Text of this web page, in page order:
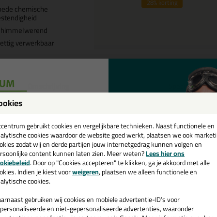
chemische
verwerkbaar
28%korting
Specificaties
S67 310ml in RAL 9016
je kit in een specifieke kleur? Gevonden! Deze cleanroom & isega
voor verschillende toepassingen. Een duurzame en
kleur zoekt met gegarandeerd een topresultaat. Bestel de
Op voorraad en op werkdagen besteld = morgen in huis.
je meer weten over de toepassing en kenmerken van dit product?
gebruikt cookies en vergelijkbare technieken. Naast functionele en
cookies waardoor de website goed werkt, plaatsen we ook
zodat wij en derde partijen jouw internetgedrag kunnen volgen en
content kunnen laten zien. Meer weten?Lees hier ons
. Door op "Cookies accepteren" te klikken, ga je akkoord met alle
Indien je kiest voorweigeren, plaatsen we alleen functionele en
cookies.
gebruiken wij cookies en mobiele advertentie-ID’s voor
en niet-gepersonaliseerde advertenties, waaronder
💚
en ontvang een
€35,-bij je eerste bestelling!